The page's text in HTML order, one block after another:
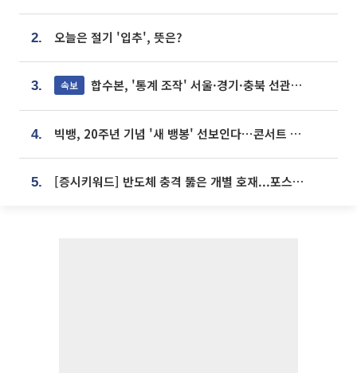
2. 오늘은 절기 '입추', 뜻은?
3. 속보 합수본, '통계 조작' 서울·경기·충북 선관위 등 추가 압수수색
4. 빅뱅, 20주년 기념 '새 뱅봉' 선보인다⋯콘서트 앞두고 팝업 개최
5. [증시키워드] 반도체 충격 뚫은 개별 호재...포스코퓨처엠·에코프로·한화솔루션 '눈길'